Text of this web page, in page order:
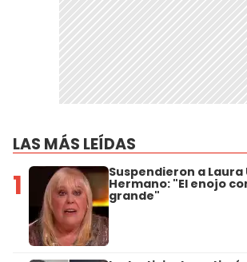
LAS MÁS LEÍDAS
1 Suspendieron a Laura
Hermano: "El enojo
grande"